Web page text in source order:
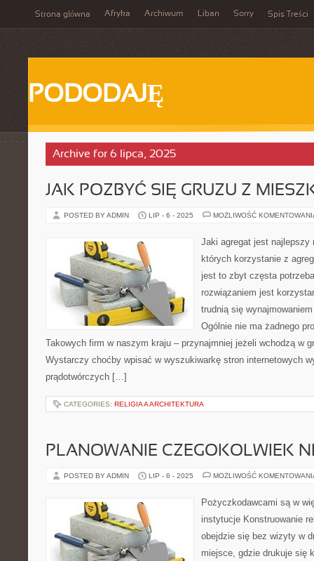
Strona główna Afryka Archiwum Liban Sorry Spis Treści
PODODAJĘ
Archive for 6 lipca, 2025
JAK POZBYĆ SIĘ GRUZU Z
POSTED BY ADMIN LIP - 6 - 2025 MOŻLIWOŚĆ
Jaki agregat jest najlepszy
których korzystanie z
jest to zbyt częsta
rozwiązaniem jest
trudnią się
Ogólnie nie ma żadnego
Takowych firm w naszym kraju – przynajmniej jeżeli wchodzą w
Wystarczy choćby wpisać w wyszukiwarkę stron internetowych
prądotwórczych […]
CATEGORIES: RELIGIA A ARCHITEKTURA
PLANOWANIE CZEGOKOLWIEK
POSTED BY ADMIN LIP - 6 - 2025 MOŻLIWOŚĆ
Pożyczkodawcami są w
instytucje Konstruowanie
obejdzie się bez wizyty w
miejsce, gdzie drukuje się